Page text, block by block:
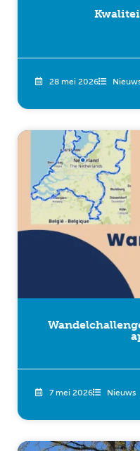
28 mei 2026
7 mei 2026 Nieuws